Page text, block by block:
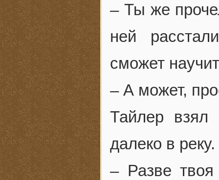
– Ты же
ней
сможет
– А может,
Тайлер
далеко в
– Разве